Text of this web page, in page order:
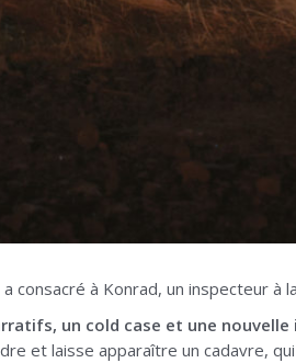
a consacré à Konrad, un inspecteur à
un cold case et une
et laisse apparaître un cadavre,